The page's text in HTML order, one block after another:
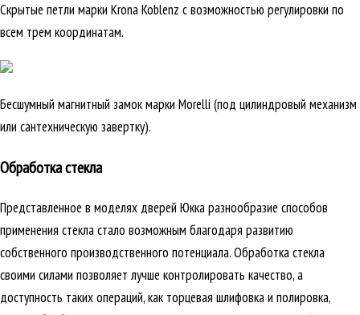
Скрытые петли марки Krona Koblenz с возможностью регулировки по
всем трем координатам.
Бесшумный магнитный замок марки Morelli (под цилиндровый механизм
или сантехническую завертку).
Обработка стекла
Представленное в моделях дверей Юкка разнообразие способов
применения стекла стало возможным благодаря развитию
собственного производственного потенциала. Обработка стекла
своими силами позволяет лучше контролировать качество, а
доступность таких операций, как торцевая шлифовка и полировка,